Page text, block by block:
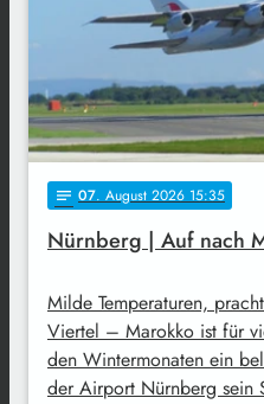
notes 07. August 2026 15:35
Nürnberg | Auf nach
Milde Temperaturen,
Viertel – Marokko ist für
den Wintermonaten ein
der Airport Nürnberg sein